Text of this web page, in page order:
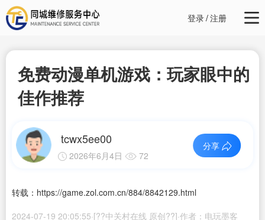
登录/注册
免费动漫单机游戏：玩家眼中的
佳作推荐
tcwx5ee00
2026年6月4日 72
分享
转载：https://game.zol.com.cn/884/8842129.html
2024-07-19 20:05:55·[??中关村在线 原创??]·作者：电玩墨客